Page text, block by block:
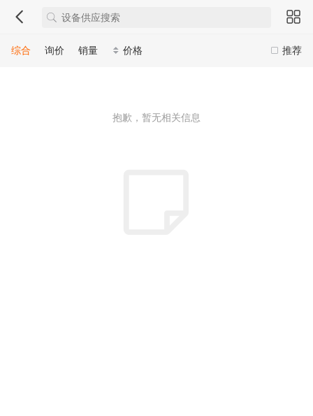
推荐
综合 询价 销量 价格
抱歉，暂无相关信息